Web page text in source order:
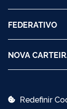
FEDERATIVO
NOVA
Redefinir